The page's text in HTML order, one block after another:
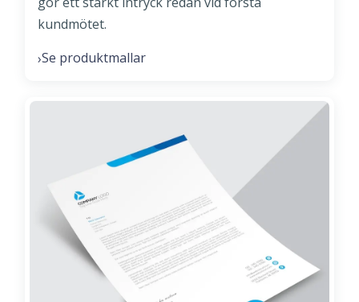
kundmötet.
›Se produktmallar